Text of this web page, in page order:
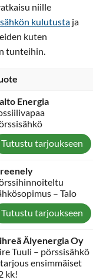
niille
kulutusta ja
kuten
tunteihin.
Energia
Tutustu tarjoukseen
– Talo
Tutustu tarjoukseen
Älyenergia Oy
Tuuli – pörssisähkö
ensimmäiset
kk!